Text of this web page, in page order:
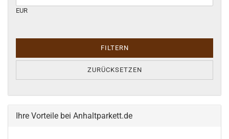
EUR
FILTERN
ZURÜCKSETZEN
Ihre Vorteile bei Anhaltparkett.de